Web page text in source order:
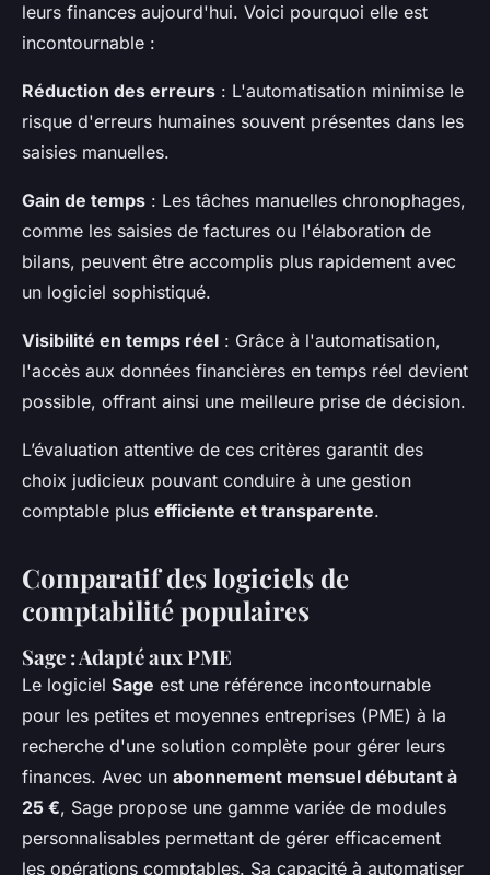
leurs finances aujourd'hui. Voici pourquoi elle est
incontournable :
Réduction des erreurs : L'automatisation minimise le
risque d'erreurs humaines souvent présentes dans les
saisies manuelles.
Gain de temps : Les tâches manuelles chronophages,
comme les saisies de factures ou l'élaboration de
bilans, peuvent être accomplis plus rapidement avec
un logiciel sophistiqué.
Visibilité en temps réel : Grâce à l'automatisation,
l'accès aux données financières en temps réel devient
possible, offrant ainsi une meilleure prise de décision.
L’évaluation attentive de ces critères garantit des
choix judicieux pouvant conduire à une gestion
comptable plus efficiente et transparente.
Comparatif des logiciels de
comptabilité populaires
Sage : Adapté aux PME
Le logiciel Sage est une référence incontournable
pour les petites et moyennes entreprises (PME) à la
recherche d'une solution complète pour gérer leurs
finances. Avec un abonnement mensuel débutant à
25 €, Sage propose une gamme variée de modules
personnalisables permettant de gérer efficacement
les opérations comptables. Sa capacité à automatiser